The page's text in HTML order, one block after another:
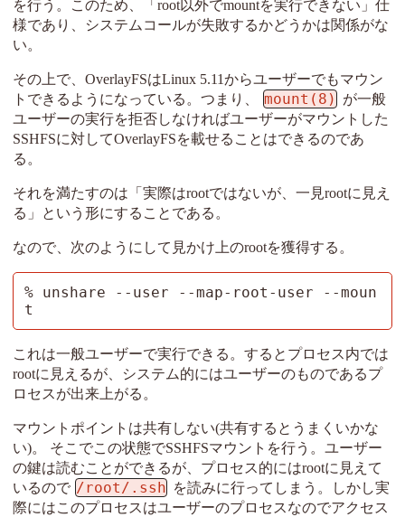
を行う。このため、「root以外でmountを実行できない」仕
様であり、システムコールが失敗するかどうかは関係がな
い。
その上で、OverlayFSはLinux 5.11からユーザーでもマウン
トできるようになっている。つまり、
mount(8)
が一般
ユーザーの実行を拒否しなければユーザーがマウントした
SSHFSに対してOverlayFSを載せることはできるのであ
る。
それを満たすのは「実際はrootではないが、一見rootに見え
る」という形にすることである。
なので、次のようにして見かけ上のrootを獲得する。
% unshare --user --map-root-user --moun
t
これは一般ユーザーで実行できる。するとプロセス内では
rootに見えるが、システム的にはユーザーのものであるプ
ロセスが出来上がる。
マウントポイントは共有しない(共有するとうまくいかな
い)。 そこでこの状態でSSHFSマウントを行う。ユーザー
の鍵は読むことができるが、プロセス的にはrootに見えて
いるので /root/.ssh を読みに行ってしまう。しかし実
際にはこのプロセスはユーザーのプロセスなのでアクセス